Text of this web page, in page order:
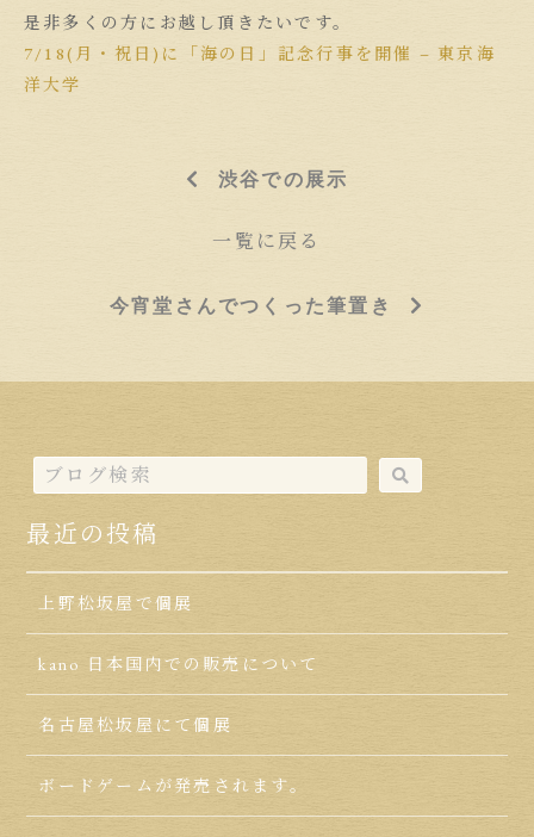
是非多くの方にお越し頂きたいです。
7/18(月・祝日)に「海の日」記念行事を開催 – 東京海
洋大学
渋谷での展示
一覧に戻る
今宵堂さんでつくった筆置き
最近の投稿
上野松坂屋で個展
kano 日本国内での販売について
名古屋松坂屋にて個展
ボードゲームが発売されます。